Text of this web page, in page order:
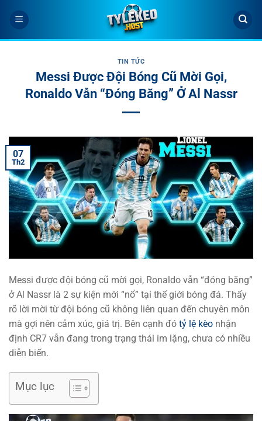
qua
nội
TIN TỨC
Messi Được Đội Bóng Cũ Mời Gọi,
Ronaldo Vẫn “Đóng Băng” Ở Al Nassr
07
Th2
Messi được đội bóng cũ mời gọi, Ronaldo vẫn “đóng băng”
ở Al Nassr là 2 sự kiện mới “nổ” tại thế giới bóng đá. Thấy
rõ lời mời từ đội bóng cũ không liên quan đến chuyên môn
mà gợi nên cảm xúc, giá trị. Bên cạnh đó tỷ lệ kèo nhận
định CR7 vẫn đang trong trạng thái im lặng, chưa có nhiều
diễn biến.
Mục lục